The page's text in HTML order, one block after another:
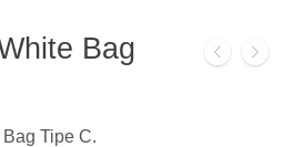
Bag
Tipe C.